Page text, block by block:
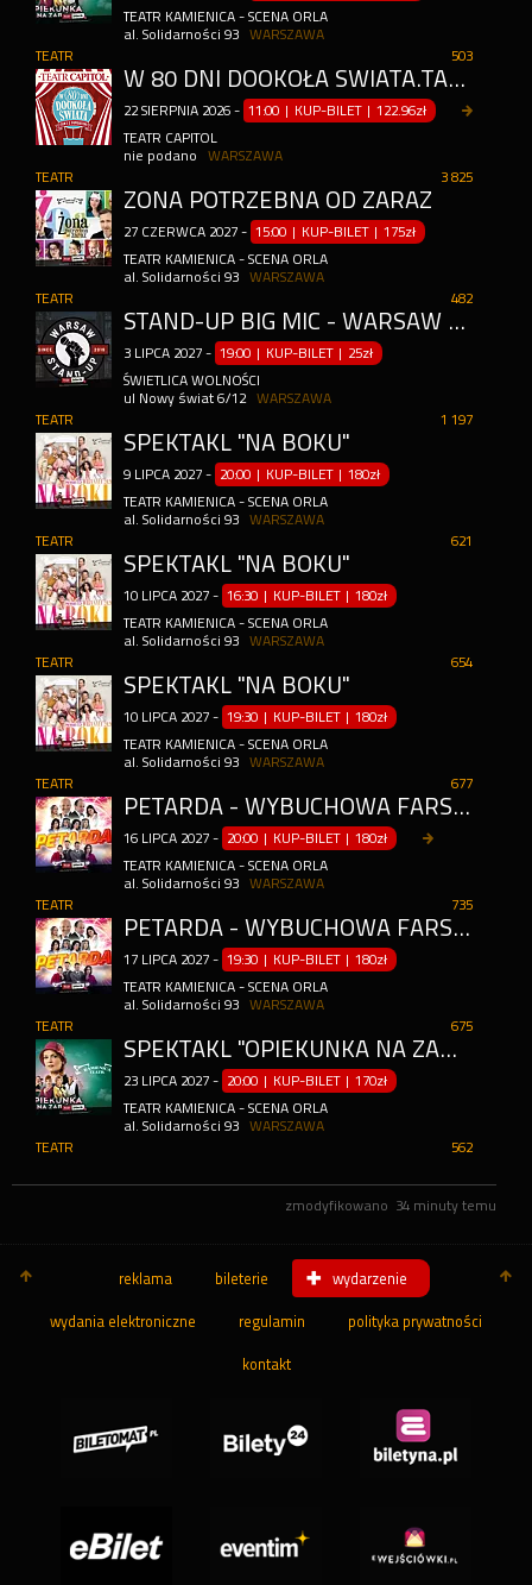
TEATR KAMIENICA - SCENA ORLA
al. Solidarności 93
WARSZAWA
503
TEATR
W 80 DNI DOOKOŁA ŚWIATA.TAM I Z POWROTEM
22 SIERPNIA 2026 - 11:00 | KUP-BILET |122.96zł
TEATR CAPITOL
nie podano
WARSZAWA
3 825
TEATR
ŻONA POTRZEBNA OD ZARAZ
27 CZERWCA 2027 - 15:00 | KUP-BILET |175zł
TEATR KAMIENICA - SCENA ORLA
al. Solidarności 93
WARSZAWA
482
TEATR
STAND-UP BIG MIC - WARSAW STAND-UP X ANTONI SYREK DĄBROWSKI
3 LIPCA 2027 - 19:00 | KUP-BILET | 25zł
ŚWIETLICA WOLNOŚCI
ul Nowy świat 6/12
WARSZAWA
1 197
TEATR
SPEKTAKL "NA BOKU"
9 LIPCA 2027 - 20:00 | KUP-BILET |180zł
TEATR KAMIENICA - SCENA ORLA
al. Solidarności 93
WARSZAWA
621
TEATR
SPEKTAKL "NA BOKU"
10 LIPCA 2027 - 16:30 | KUP-BILET |180zł
TEATR KAMIENICA - SCENA ORLA
al. Solidarności 93
WARSZAWA
654
TEATR
SPEKTAKL "NA BOKU"
10 LIPCA 2027 - 19:30 | KUP-BILET |180zł
TEATR KAMIENICA - SCENA ORLA
al. Solidarności 93
WARSZAWA
677
TEATR
PETARDA - WYBUCHOWA FARSA W REŻYSERII JERZEGO BOŃCZAKA
16 LIPCA 2027 - 20:00 | KUP-BILET |180zł
TEATR KAMIENICA - SCENA ORLA
al. Solidarności 93
WARSZAWA
735
TEATR
PETARDA - WYBUCHOWA FARSA W REŻYSERII JERZEGO BOŃCZAKA
17 LIPCA 2027 - 19:30 | KUP-BILET |180zł
TEATR KAMIENICA - SCENA ORLA
al. Solidarności 93
WARSZAWA
675
TEATR
SPEKTAKL "OPIEKUNKA NA ZABÓJ"
23 LIPCA 2027 - 20:00 | KUP-BILET |170zł
TEATR KAMIENICA - SCENA ORLA
al. Solidarności 93
WARSZAWA
562
TEATR
zmodyfikowano 34 minuty temu
reklama bileterie wydarzenie
wydania elektroniczne regulamin polityka prywatności
kontakt